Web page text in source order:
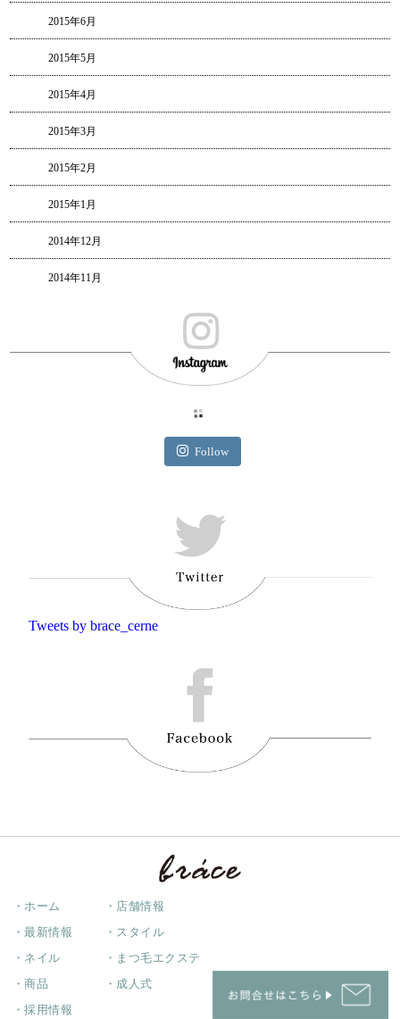
2015年6月
2015年5月
2015年4月
2015年3月
2015年2月
2015年1月
2014年12月
2014年11月
Follow
Tweets by brace_cerne
・ホーム ・店舗情報
・最新情報 ・スタイル
・ネイル ・まつ毛エクステ
・商品 ・成人式
・採用情報